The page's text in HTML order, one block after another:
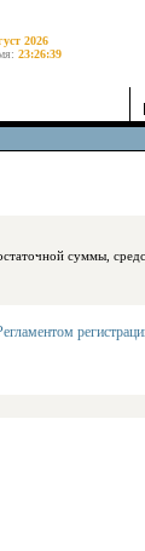
2026
23:26:39
средства будут